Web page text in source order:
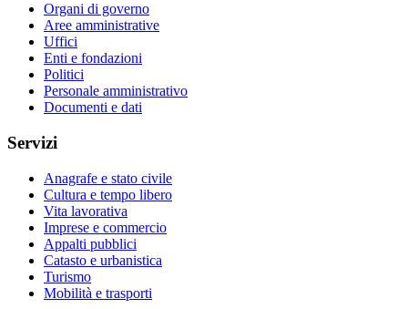
Organi di governo
Aree amministrative
Uffici
Enti e fondazioni
Politici
Personale amministrativo
Documenti e dati
Servizi
Anagrafe e stato civile
Cultura e tempo libero
Vita lavorativa
Imprese e commercio
Appalti pubblici
Catasto e urbanistica
Turismo
Mobilità e trasporti